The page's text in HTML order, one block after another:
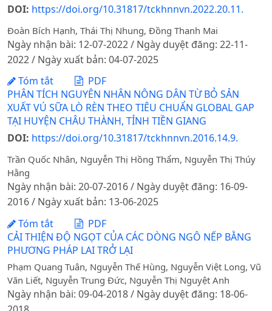
DOI: https://doi.org/10.31817/tckhnnvn.2022.20.11.
Đoàn Bích Hạnh, Thái Thị Nhung, Đồng Thanh Mai
Ngày nhận bài: 12-07-2022 / Ngày duyệt đăng: 22-11-
2022 / Ngày xuất bản: 04-07-2025
Tóm tắt
PDF
PHÂN TÍCH NGUYÊN NHÂN NÔNG DÂN TỪ BỎ SẢN
XUẤT VÚ SỮA LÒ RÈN THEO TIÊU CHUẨN GLOBAL GAP
TẠI HUYỆN CHÂU THÀNH, TỈNH TIỀN GIANG
DOI: https://doi.org/10.31817/tckhnnvn.2016.14.9.
Trần Quốc Nhân, Nguyễn Thị Hồng Thẩm, Nguyễn Thị Thúy
Hằng
Ngày nhận bài: 20-07-2016 / Ngày duyệt đăng: 16-09-
2016 / Ngày xuất bản: 13-06-2025
Tóm tắt
PDF
CẢI THIỆN ĐỘ NGỌT CỦA CÁC DÒNG NGÔ NẾP BẰNG
PHƯƠNG PHÁP LAI TRỞ LẠI
Phạm Quang Tuân, Nguyễn Thế Hùng, Nguyễn Việt Long, Vũ
Văn Liết, Nguyễn Trung Đức, Nguyễn Thị Nguyệt Anh
Ngày nhận bài: 09-04-2018 / Ngày duyệt đăng: 18-06-